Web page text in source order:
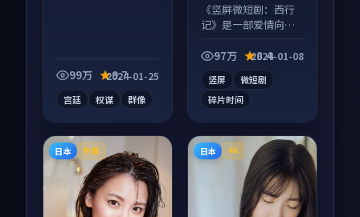
99万 9.7
2024-01-25
宫廷 权谋 群像
《竖屏微短剧：西行
记》是一部爱情向短
端观看，细节更丰
97万 8.4
2024-01-08
竖屏
微短剧
碎片时间
日本 热播 日本 4K